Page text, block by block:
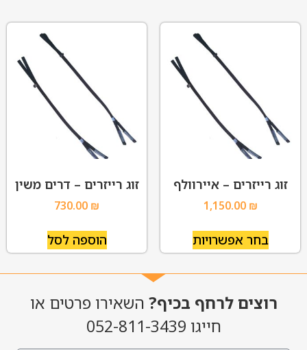
זוג רייזרים – איירוולף
1,150.00 ₪
בחר אפשרויות
זוג רייזרים – דרים משין
730.00 ₪
הוספה לסל
רוצים לרחף בכיף? השאירו פרטים או
חייגו 052-811-3439